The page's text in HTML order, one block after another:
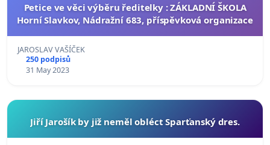
Petice ve věci výběru ředitelky : ZÁKLADNÍ ŠKOLA
Horní Slavkov, Nádražní 683, příspěvková organizace
JAROSLAV VAŠÍČEK
250 podpisů
31 May 2023
Jiří Jarošík by již neměl obléct Sparťanský dres.